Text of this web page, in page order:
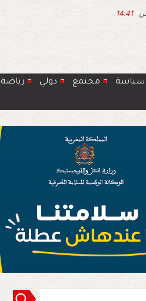
14:41
سياسة مجتمع دولي رياضة